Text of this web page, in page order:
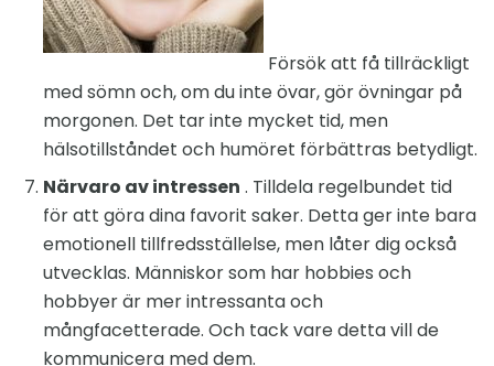
Försök att få tillräckligt
med sömn och, om du inte övar, gör övningar på
morgonen. Det tar inte mycket tid, men
hälsotillståndet och humöret förbättras betydligt.
Närvaro av intressen . Tilldela regelbundet tid
för att göra dina favorit saker. Detta ger inte bara
emotionell tillfredsställelse, men låter dig också
utvecklas. Människor som har hobbies och
hobbyer är mer intressanta och
mångfacetterade. Och tack vare detta vill de
kommunicera med dem.